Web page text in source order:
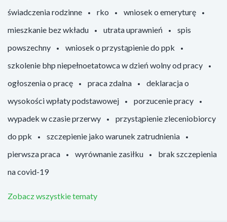
świadczenia rodzinne
rko
wniosek o emeryturę
mieszkanie bez wkładu
utrata uprawnień
spis
powszechny
wniosek o przystąpienie do ppk
szkolenie bhp niepełnoetatowca w dzień wolny od pracy
ogłoszenia o pracę
praca zdalna
deklaracja o
wysokości wpłaty podstawowej
porzucenie pracy
wypadek w czasie przerwy
przystąpienie zleceniobiorcy
do ppk
szczepienie jako warunek zatrudnienia
pierwsza praca
wyrównanie zasiłku
brak szczepienia
na covid-19
Zobacz wszystkie tematy